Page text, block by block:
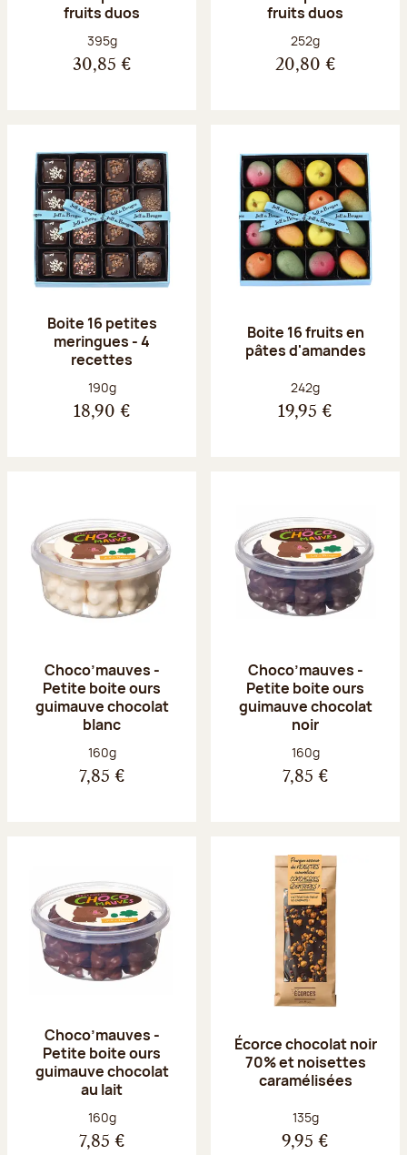
fruits duos
Poids net :
395g
30,85 €
fruits duos
Poids net :
252g
20,80 €
Boite 16 petites
meringues - 4
recettes
Poids net :
190g
18,90 €
Boite 16 fruits en
pâtes d'amandes
Poids net :
242g
19,95 €
Choco’mauves -
Petite boite ours
guimauve chocolat
blanc
Poids net :
160g
7,85 €
Choco’mauves -
Petite boite ours
guimauve chocolat
noir
Poids net :
160g
7,85 €
Choco’mauves -
Petite boite ours
guimauve chocolat
au lait
Poids net :
160g
7,85 €
Écorce chocolat noir
70% et noisettes
caramélisées
Poids net :
135g
9,95 €